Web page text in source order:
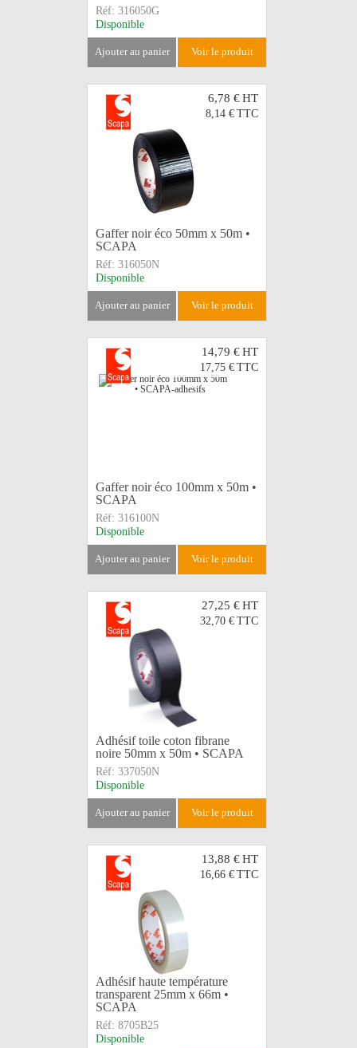
Réf: 316050G
Disponible
ajouter au panier voir le produit
6,78 €HT
8,14 € TTC
Gaffer noir éco 50mm x 50m •
SCAPA
Réf: 316050N
Disponible
ajouter au panier voir le produit
14,79 €HT
17,75 € TTC
Gaffer noir éco 100mm x 50m •
SCAPA
Réf: 316100N
Disponible
ajouter au panier voir le produit
27,25 €HT
32,70 € TTC
Adhésif toile coton fibrane
noire 50mm x 50m • SCAPA
Réf: 337050N
Disponible
ajouter au panier voir le produit
13,88 €HT
16,66 € TTC
Adhésif haute température
transparent 25mm x 66m •
SCAPA
Réf: 8705B25
Disponible